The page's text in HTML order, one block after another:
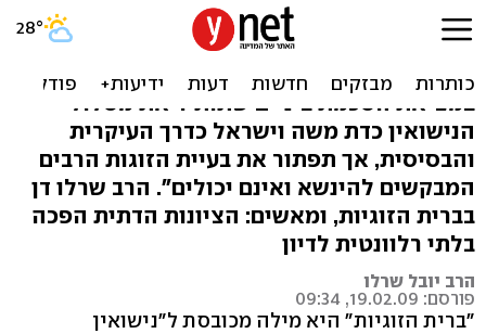
ברית זוגיות לכתחילה
"אני תומך מלכתחילה, ולא רק כאמצעי כניעה,
במציאת הסכמת ביניים שתותיר את מסלול
הנישואין כדת משה וישראל כדרך העיקרית
והבסיסית, אך תפתור את בעיית הזוגות הרבים
המבקשים להינשא ואינם יכולים". הרב שרלו דן
בברית הזוגיות, ומאשים: הציונות הדתית הפכה
בלתי רלוונטית לדיון
הרב יובל שרלו
פורסם: 19.02.09, 09:34
"ברית הזוגיות" היא מילה מכובסת ל"נישואין